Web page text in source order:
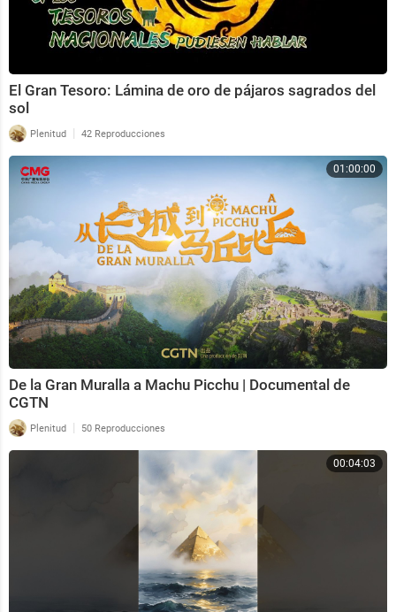
El Gran Tesoro: Lámina de oro de pájaros sagrados del
sol
Plenitud | 42 Reproducciones
01:00:00
De la Gran Muralla a Machu Picchu | Documental de
CGTN
Plenitud | 50 Reproducciones
00:04:03